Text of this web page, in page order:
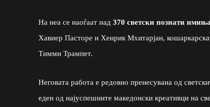
На неа се наоѓаат над 370 светски познати
Хавиер Пасторе и Хенрик Мхитарјан,
Тимми Трампет.
Неговата работа е редовно пренесувана од
еден од најуспешните македонски креативци на